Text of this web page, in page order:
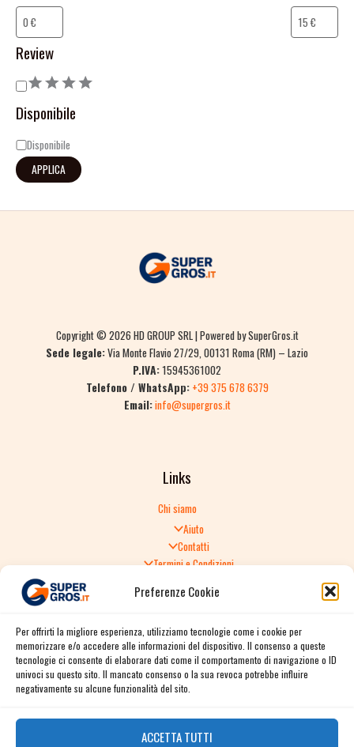
Preferenze Cookie
Per offrirti la migliore esperienza, utilizziamo tecnologie come i cookie per
memorizzare e/o accedere alle informazioni del dispositivo. Il consenso a queste
tecnologie ci consente di elaborare dati come il comportamento di navigazione o ID
univoci su questo sito. Il mancato consenso o la sua revoca potrebbe influire
negativamente su alcune funzionalità del sito.
ACCETTA TUTTI
Review
Disponibile
Disponibile
APPLICA
Copyright © 2026 HD GROUP SRL | Powered by SuperGros.it
Sede legale:Via Monte Flavio 27/29, 00131 Roma (RM) – Lazio
P.IVA:15945361002
Telefono / WhatsApp: +39 375 678 6379
Email:info@supergros.it
Links
Chi siamo
Aiuto
Contatti
Termini e Condizioni
Politica di Reso
Spedizione e consegna
Informativa sulla Privacy
Cookie Policy